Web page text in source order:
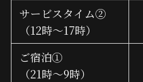
サービスタイム②
（12時～17時）
ご宿泊①
（21時～9時）